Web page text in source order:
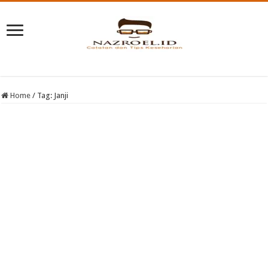
Home / Tag: Janji